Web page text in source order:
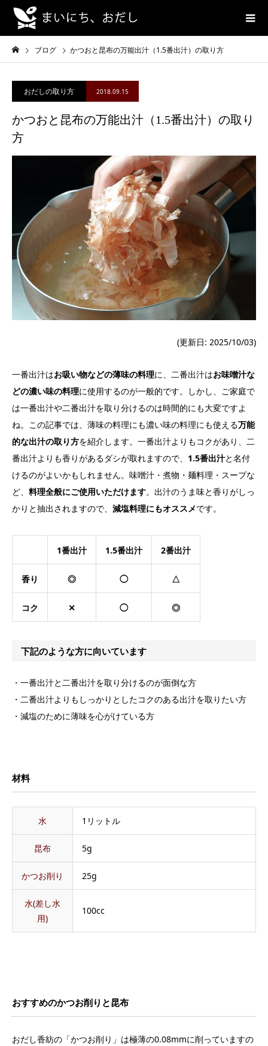
ブログ かつおと昆布の万能出汁（1.5番出汁）の取り方
おだしの取り方 2018.09.15
かつおと昆布の万能出汁（1.5番出汁）の取り
方
(更新日: 2025/10/03)
一番出汁はお吸い物などの薄味の料理に、二番出汁はお味噌汁な
どの濃い味の料理に使用するのが一般的です。しかし、ご家庭で
は一番出汁や二番出汁を取り分けるのは時間的にも大変ですよ
ね。この記事では、薄味の料理にも濃い味の料理にも使える万能
的な出汁の取り方を紹介します。一番出汁よりもコクがあり、二
番出汁よりも香りがあるダシが取れますので、 1.5番出汁と名付
けるのがよいかもしれません。味噌汁・煮物・麺料理・スープな
ど、 料理全般にご使用いただけます。出汁のうま味と香りがしっ
かりと抽出されますので、 減塩料理にもオススメです。
1番出汁 1.5番出汁 2番出汁
香り ◎ ◯ △
コク ✕ ◯ ◎
下記のような方に向いています
・一番出汁と二番出汁を取り分けるのが面倒な方
・二番出汁よりもしっかりとしたコクのある出汁を取りたい方
・減塩のために薄味を心がけている方
材料
水 1リットル
昆布 5g
かつお削り 25g
水(差し水
用)
100cc
おすすめのかつお削りと昆布
おだし香紡の「かつお削り」は極薄の0.08mmに削っていますの